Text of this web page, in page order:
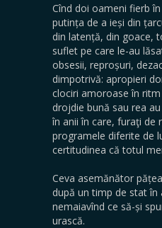
Cînd doi oameni fierb
putința de a ieși din
din latență, din goace,
suflet pe care le-au
obsesii, reproșuri,
dimpotrivă: apropieri
clociri amoroase în
drojdie bună sau rea
în anii în care, furaţi de
programele diferite de
certitudinea că totul
Ceva asemănător
după un timp de stat în
nemaiavînd ce să-și
urască.